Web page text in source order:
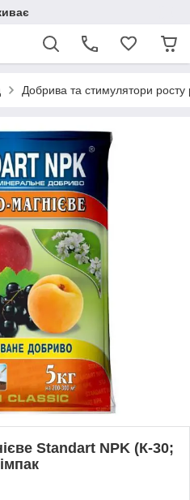
Добрива та стимулятори росту
Standart NPK (К-30;